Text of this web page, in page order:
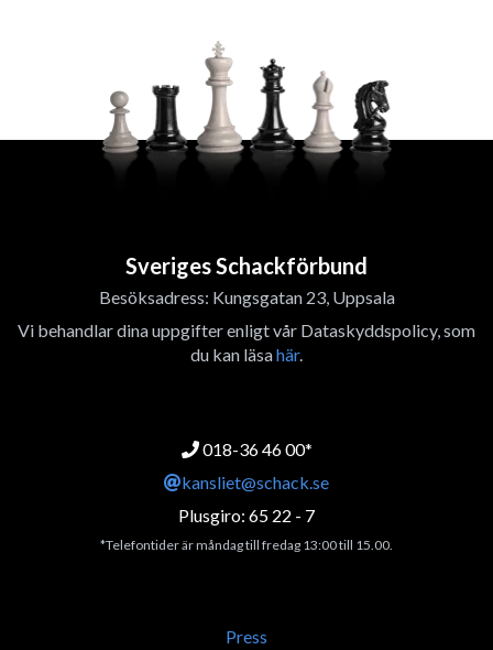
Sveriges Schackförbund
Besöksadress: Kungsgatan 23, Uppsala
Vi behandlar dina uppgifter enligt vår Dataskyddspolicy, som
du kan läsahär.
018-36 46 00*
kansliet@schack.se
Plusgiro: 65 22 - 7
*Telefontider är måndag till fredag 13:00 till 15.00.
Press